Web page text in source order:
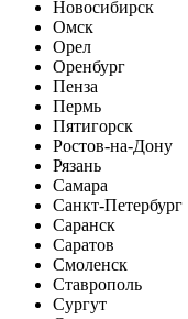
Новосибирск
Омск
Орел
Оренбург
Пенза
Пермь
Пятигорск
Ростов-на-Дону
Рязань
Самара
Санкт-Петербург
Саранск
Саратов
Смоленск
Ставрополь
Сургут